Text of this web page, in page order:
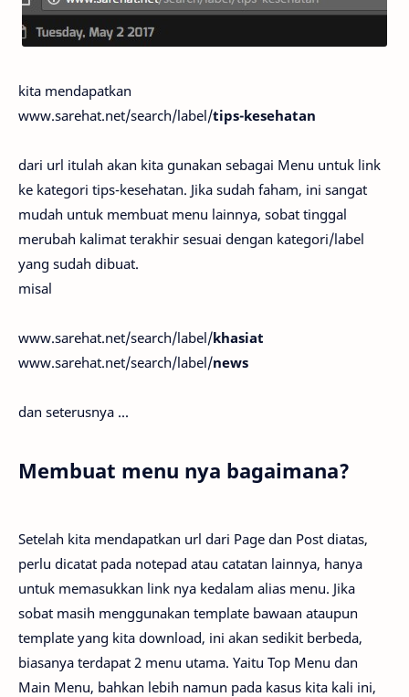
kita mendapatkan
www.sarehat.net/search/label/tips-kesehatan
dari url itulah akan kita gunakan sebagai Menu untuk link
ke kategori tips-kesehatan. Jika sudah faham, ini sangat
mudah untuk membuat menu lainnya, sobat tinggal
merubah kalimat terakhir sesuai dengan kategori/label
yang sudah dibuat.
misal
www.sarehat.net/search/label/khasiat
www.sarehat.net/search/label/news
dan seterusnya ...
Membuat menu nya bagaimana?
Setelah kita mendapatkan url dari Page dan Post diatas,
perlu dicatat pada notepad atau catatan lainnya, hanya
untuk memasukkan link nya kedalam alias menu. Jika
sobat masih menggunakan template bawaan ataupun
template yang kita download, ini akan sedikit berbeda,
biasanya terdapat 2 menu utama. Yaitu Top Menu dan
Main Menu, bahkan lebih namun pada kasus kita kali ini,